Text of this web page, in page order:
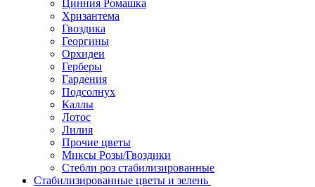
Цинния Ромашка
Хризантема
Гвоздика
Георгины
Орхидеи
Герберы
Гардения
Подсолнух
Каллы
Лотос
Лилия
Прочие цветы
Миксы Розы/Гвоздики
Стебли роз стабилизированные
Стабилизированные цветы и зелень